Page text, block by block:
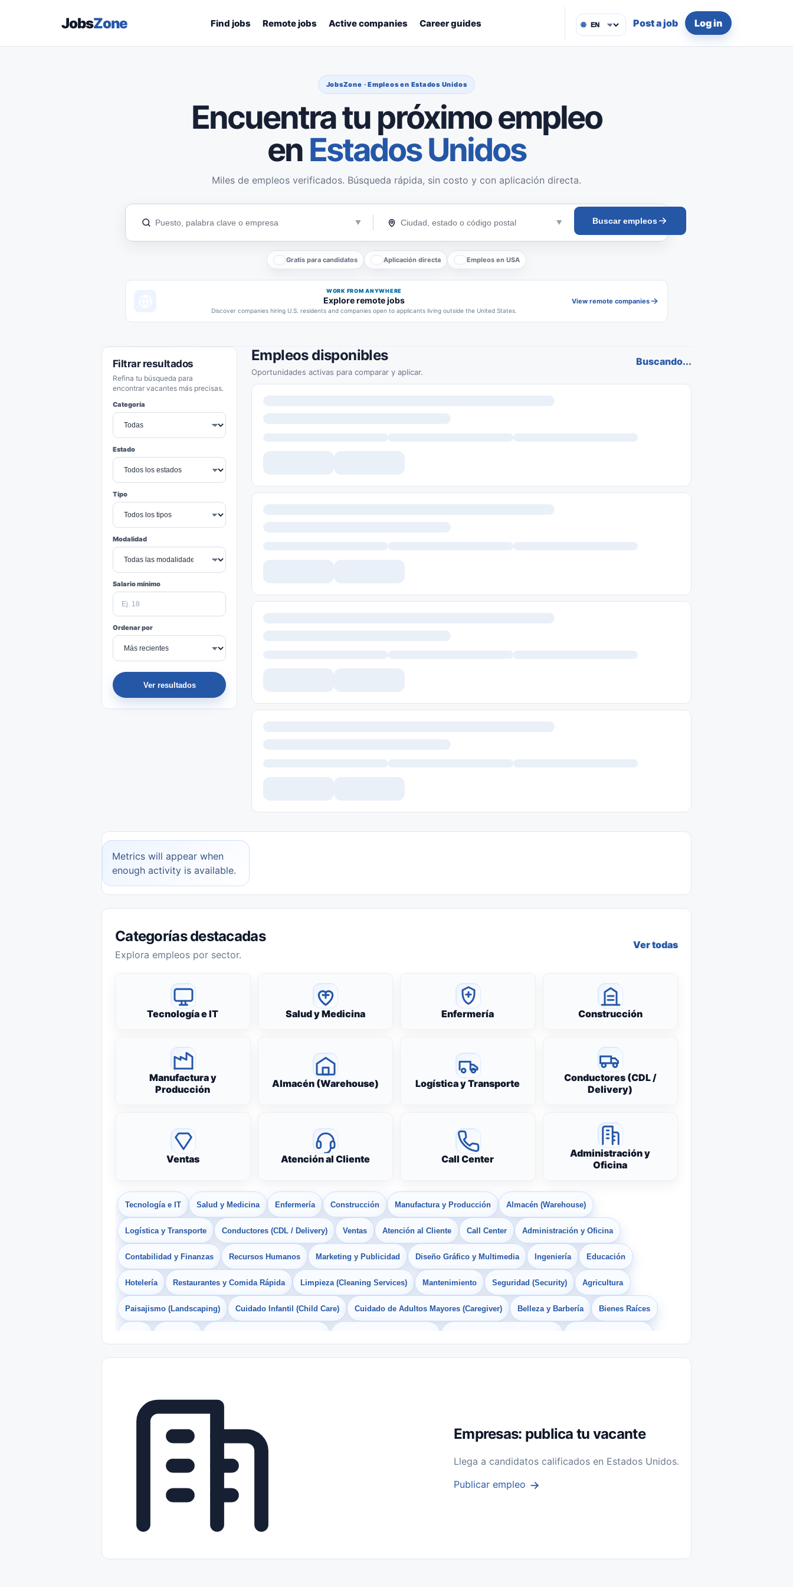
JobsZone Find jobs Remote jobs Active companies Career guides 🌐 Post a job Log in
JobsZone · Empleos en Estados Unidos
Encuentra tu próximo empleo
en Estados Unidos
Miles de empleos verificados. Búsqueda rápida, sin costo y con aplicación directa.
Buscar empleos
Gratis para candidatos Aplicación directa Empleos en USA
WORK FROM ANYWHERE
Explore remote jobs
Discover companies hiring U.S. residents and companies open to applicants living outside the United States.
View remote companies
Filtrar resultados
Refina tu búsqueda para
encontrar vacantes más precisas.
Categoría
Estado
Tipo
Modalidad
Salario mínimo
Ordenar por
Ver resultados
Empleos disponibles
Oportunidades activas para comparar y aplicar.
Buscando...
Metrics will appear when
enough activity is available.
Categorías destacadas
Explora empleos por sector.
Ver todas
Tecnología e IT Salud y Medicina Enfermería Construcción
Manufactura y
Producción
Almacén (Warehouse) Logística y Transporte
Conductores (CDL /
Delivery)
Ventas Atención al Cliente Call Center
Administración y
Oficina
Tecnología e IT Salud y Medicina Enfermería Construcción Manufactura y Producción Almacén (Warehouse)
Logística y Transporte Conductores (CDL / Delivery) Ventas Atención al Cliente Call Center Administración y Oficina
Contabilidad y Finanzas Recursos Humanos Marketing y Publicidad Diseño Gráfico y Multimedia Ingeniería Educación
Hotelería Restaurantes y Comida Rápida Limpieza (Cleaning Services) Mantenimiento Seguridad (Security) Agricultura
Paisajismo (Landscaping) Cuidado Infantil (Child Care) Cuidado de Adultos Mayores (Caregiver) Belleza y Barbería Bienes Raíces
Freelance Prácticas (Internships) Empleos para Estudiantes Empleos Bilingües (English/Spanish) Sin Experiencia
Telecomunicaciones
Empresas: publica tu vacante
Llega a candidatos calificados en Estados Unidos.
Publicar empleo